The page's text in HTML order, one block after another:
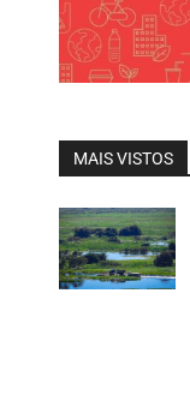
MAIS VISTOS